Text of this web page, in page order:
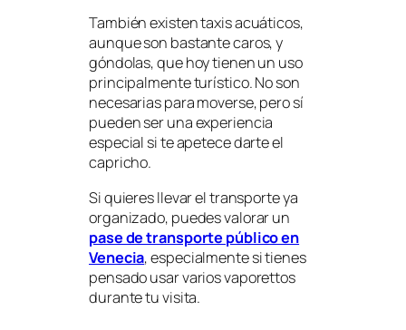
También existen taxis acuáticos,
aunque son bastante caros, y
góndolas, que hoy tienen un uso
principalmente turístico. No son
necesarias para moverse, pero sí
pueden ser una experiencia
especial si te apetece darte el
capricho.
Si quieres llevar el transporte ya
organizado, puedes valorar un
pase de transporte público en
Venecia, especialmente si tienes
pensado usar varios vaporettos
durante tu visita.